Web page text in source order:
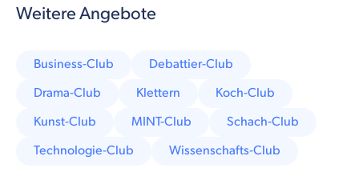
Weitere Angebote
Business-Club
Debattier-Club
Drama-Club
Klettern
Koch-Club
Kunst-Club
MINT-Club
Schach-Club
Technologie-Club
Wissenschafts-Club